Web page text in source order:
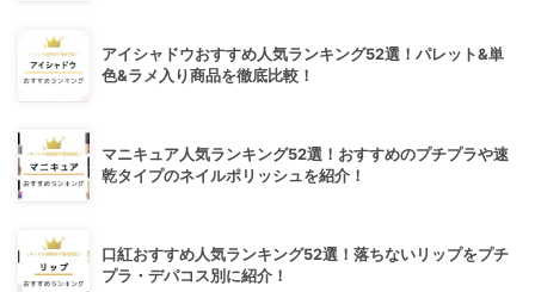
アイシャドウおすすめ人気ランキング52選！パレット&単
色&ラメ入り商品を徹底比較！
マニキュア人気ランキング52選！おすすめのプチプラや速
乾タイプのネイルポリッシュを紹介！
口紅おすすめ人気ランキング52選！落ちないリップをプチ
プラ・デパコス別に紹介！